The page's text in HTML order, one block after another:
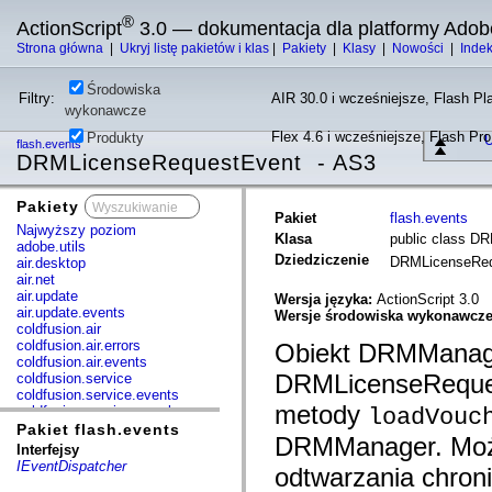
ActionScript® 3.0 — dokumentacja dla platformy
Strona główna Ukryj listę pakietów i klas Pakiety Klasy Nowości
Filtry:
Środowiska
wykonawcze
AIR 30.0 i wcześniejsze, Flash
Produkty Flex 4.6 i wcześniejsze, Flash
flash.events
DRMLicenseRequestEvent - AS3
Pakiety
Najwyższy poziom
adobe.utils
air.desktop
air.net
air.update
air.update.events
coldfusion.air
coldfusion.air.errors
coldfusion.air.events
coldfusion.service
coldfusion.service.events
coldfusion.service.mxml
com.adobe.acm.solutions.authoring.domain.extensions
com.adobe.acm.solutions.ccr.domain.extensions
com.adobe.consulting.pst.vo
com.adobe.dct.component
Pakiet flash.events
Interfejsy
IEventDispatcher
Pakiet
flash.events
Klasa
public class
Dziedziczenie
Wersja języka: ActionScript 3.0
Wersje środowiska
Obiekt
metody
DRMManager.
odtwarzania